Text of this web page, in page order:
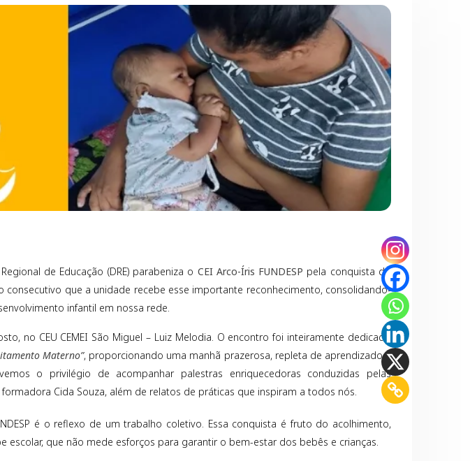
de Educação (DRE) parabeniza o CEI Arco-Íris FUNDESP pela conquista do
consecutivo que a unidade recebe esse importante reconhecimento, consolidando-
infantil em nossa rede.
no CEU CEMEI São Miguel – Luiz Melodia. O encontro foi inteiramente dedicado
Materno”, proporcionando uma manhã prazerosa, repleta de aprendizado e
o privilégio de acompanhar palestras enriquecedoras conduzidas pelas
Cida Souza, além de relatos de práticas que inspiram a todos nós.
é o reflexo de um trabalho coletivo. Essa conquista é fruto do acolhimento,
escolar, que não mede esforços para garantir o bem-estar dos bebês e crianças.